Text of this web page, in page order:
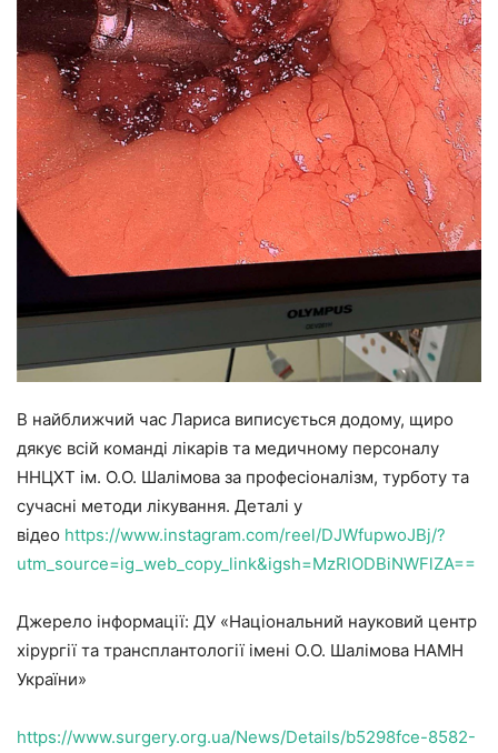
В найближчий час Лариса виписується додому, щиро
дякує всій команді лікарів та медичному персоналу
ННЦХТ ім. О.О. Шалімова за професіоналізм, турботу та
сучасні методи лікування. Деталі у
відео https://www.instagram.com/reel/DJWfupwoJBj/?
utm_source=ig_web_copy_link&igsh=MzRlODBiNWFlZA==
Джерело інформації: ДУ «Національний науковий центр
хірургії та трансплантології імені О.О. Шалімова НАМН
України»
https://www.surgery.org.ua/News/Details/b5298fce-8582-